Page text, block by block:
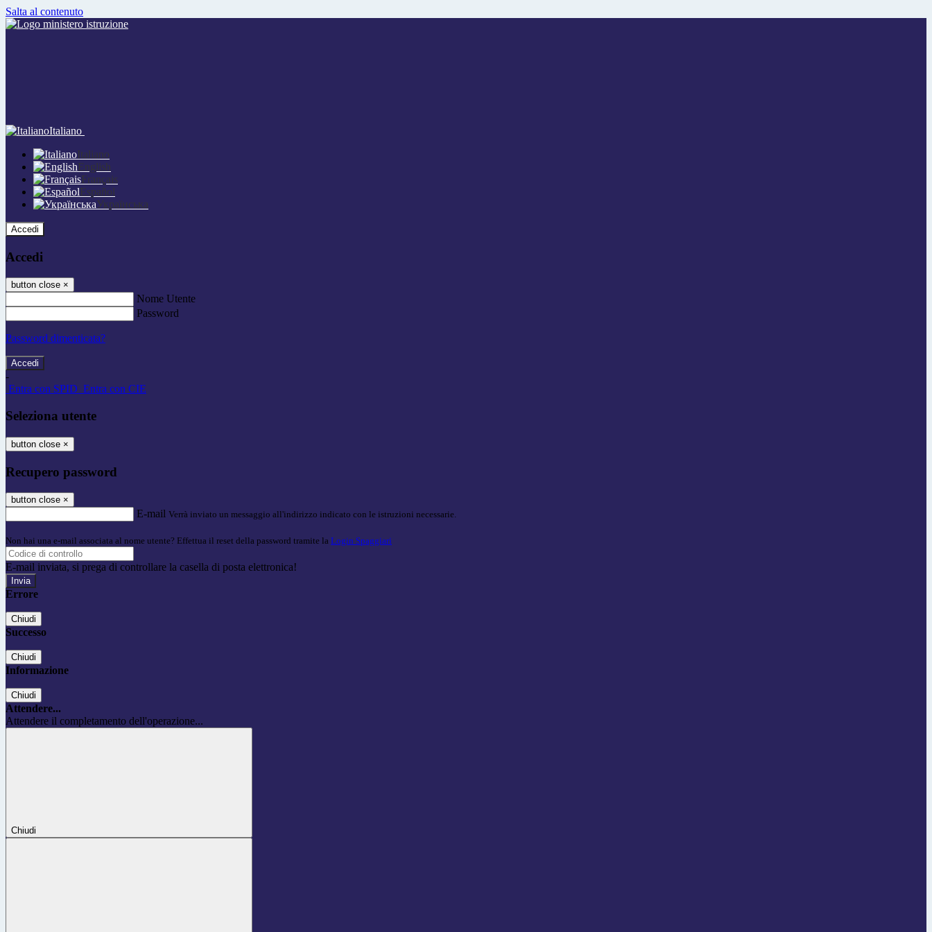
Salta al contenuto
Italiano
Italiano
English
Français
Español
Українська
Accedi
Accedi
button close ×
Nome Utente
Password
Password dimenticata?
-
Entra con SPID Entra con CIE
Seleziona utente
button close ×
Recupero password
button close ×
E-mail Verrà inviato un messaggio all'indirizzo indicato con le istruzioni necessarie.
Non hai una e-mail associata al nome utente? Effettua il reset della password tramite la Login Spaggiari
E-mail inviata, si prega di controllare la casella di posta elettronica!
Errore
Chiudi
Successo
Chiudi
Informazione
Chiudi
Attendere...
Attendere il completamento dell'operazione...
Chiudi